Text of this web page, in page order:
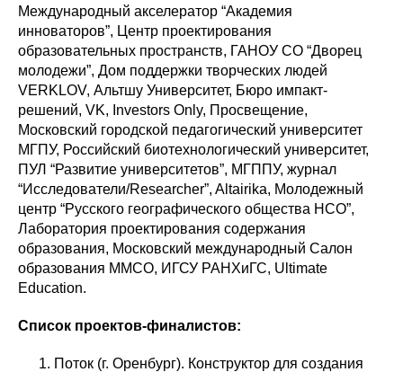
Международный акселератор “Академия
инноваторов”, Центр проектирования
образовательных пространств, ГАНОУ СО “Дворец
молодежи”, Дом поддержки творческих людей
VERKLOV, Альтшу Университет, Бюро импакт-
решений, VK, Investors Only, Просвещение,
Московский городской педагогический университет
МГПУ, Российский биотехнологический университет,
ПУЛ “Развитие университетов”, МГППУ, журнал
“Исследователи/Researcher”, Altairika, Молодежный
центр “Русского географического общества НСО”,
Лаборатория проектирования содержания
образования, Московский международный Салон
образования ММСО, ИГСУ РАНХиГС, Ultimate
Education.
Cписок проектов-финалистов:
Поток (г. Оренбург). Конструктор для создания